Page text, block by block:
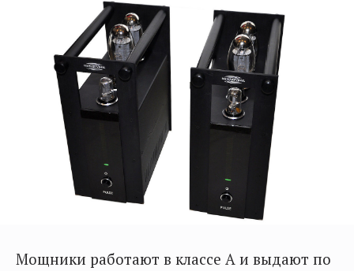
Мощники работают в классе A и выдают по